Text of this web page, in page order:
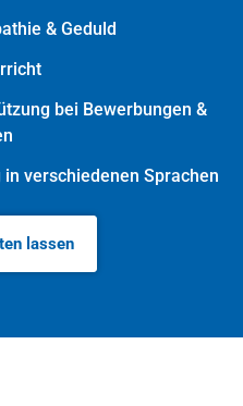
& Geduld
bei Bewerbungen &
in verschiedenen Sprachen
lassen